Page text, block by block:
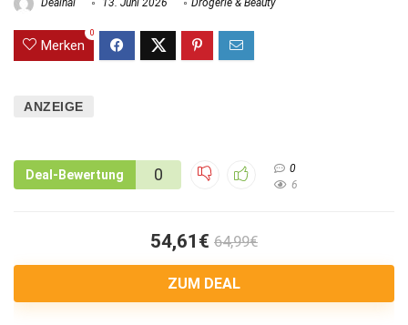
Merken
0
ANZEIGE
Deal-Bewertung 0
0
6
54,61€ 64,99€
ZUM DEAL